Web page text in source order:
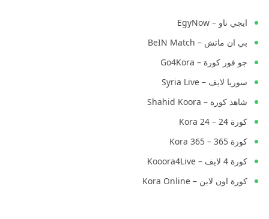
ايجي ناو – EgyNow
بي ان ماتش – BeIN Match
جو فور كورة – Go4Kora
سوريا لايف – Syria Live
شاهد كورة – Shahid Koora
كورة 24 – Kora 24
كورة 365 – Kora 365
كورة 4 لايف – Kooora4Live
كورة اون لاين – Kora Online